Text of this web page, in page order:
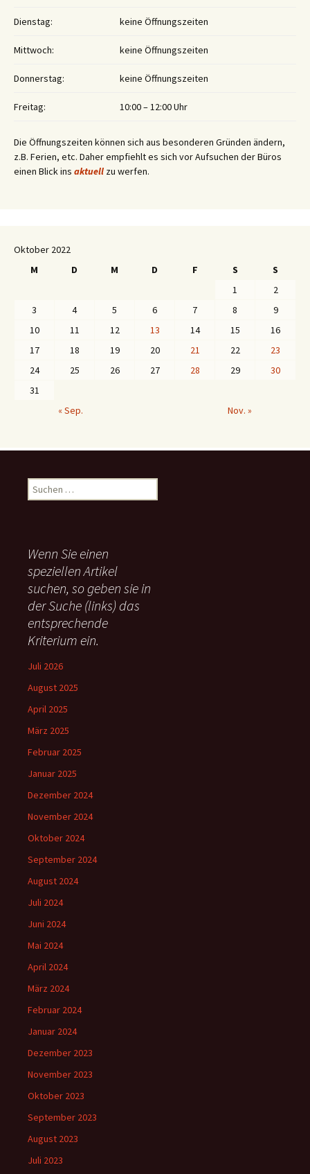
Dienstag: keine Öffnungszeiten
Mittwoch: keine Öffnungszeiten
Donnerstag: keine Öffnungszeiten
Freitag: 10:00 – 12:00 Uhr
Die Öffnungszeiten können sich aus besonderen Gründen ändern,
z.B. Ferien, etc. Daher empfiehlt es sich vor Aufsuchen der Büros
einen Blick ins aktuell zu werfen.
Oktober 2022
M
D M D F S
S
1
2
3
4 5 6 7 8
9
10
11 12 13 14 15
16
17
18 19 20 21 22
23
24
25 26 27 28 29
30
31
« Sep.
Nov. »
u
n
n
a
c
:
Wenn Sie einen
speziellen Artikel
suchen, so geben sie in
der Suche (links) das
entsprechende
Kriterium ein.
Juli 2026
August 2025
April 2025
März 2025
Februar 2025
Januar 2025
Dezember 2024
November 2024
Oktober 2024
September 2024
August 2024
Juli 2024
Juni 2024
Mai 2024
April 2024
März 2024
Februar 2024
Januar 2024
Dezember 2023
November 2023
Oktober 2023
September 2023
August 2023
Juli 2023